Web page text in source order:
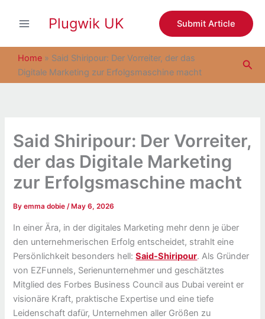
Plugwik UK Submit Article
Home » Said Shiripour: Der Vorreiter, der das
Digitale Marketing zur Erfolgsmaschine macht
Said Shiripour: Der Vorreiter,
der das Digitale Marketing
zur Erfolgsmaschine macht
Byemma dobie/ May 6, 2026
In einer Ära, in der digitales Marketing mehr denn je über
den unternehmerischen Erfolg entscheidet, strahlt eine
Persönlichkeit besonders hell:Said-Shiripour. Als Gründer
von EZFunnels, Serienunternehmer und geschätztes
Mitglied des Forbes Business Council aus Dubai vereint er
visionäre Kraft, praktische Expertise und eine tiefe
Leidenschaft dafür, Unternehmen aller Größen zu